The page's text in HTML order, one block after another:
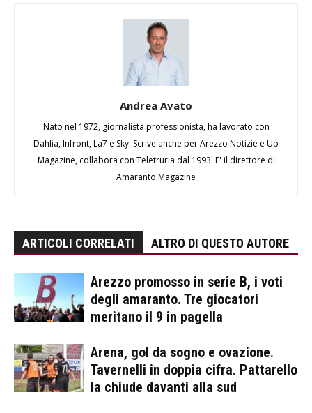
Andrea Avato
Nato nel 1972, giornalista professionista, ha lavorato con
Dahlia, Infront, La7 e Sky. Scrive anche per Arezzo Notizie e Up
Magazine, collabora con Teletruria dal 1993. E' il direttore di
Amaranto Magazine
ARTICOLI CORRELATI ALTRO DI QUESTO AUTORE
Arezzo promosso in serie B, i voti
degli amaranto. Tre giocatori
meritano il 9 in pagella
Arena, gol da sogno e ovazione.
Tavernelli in doppia cifra. Pattarello
la chiude davanti alla sud